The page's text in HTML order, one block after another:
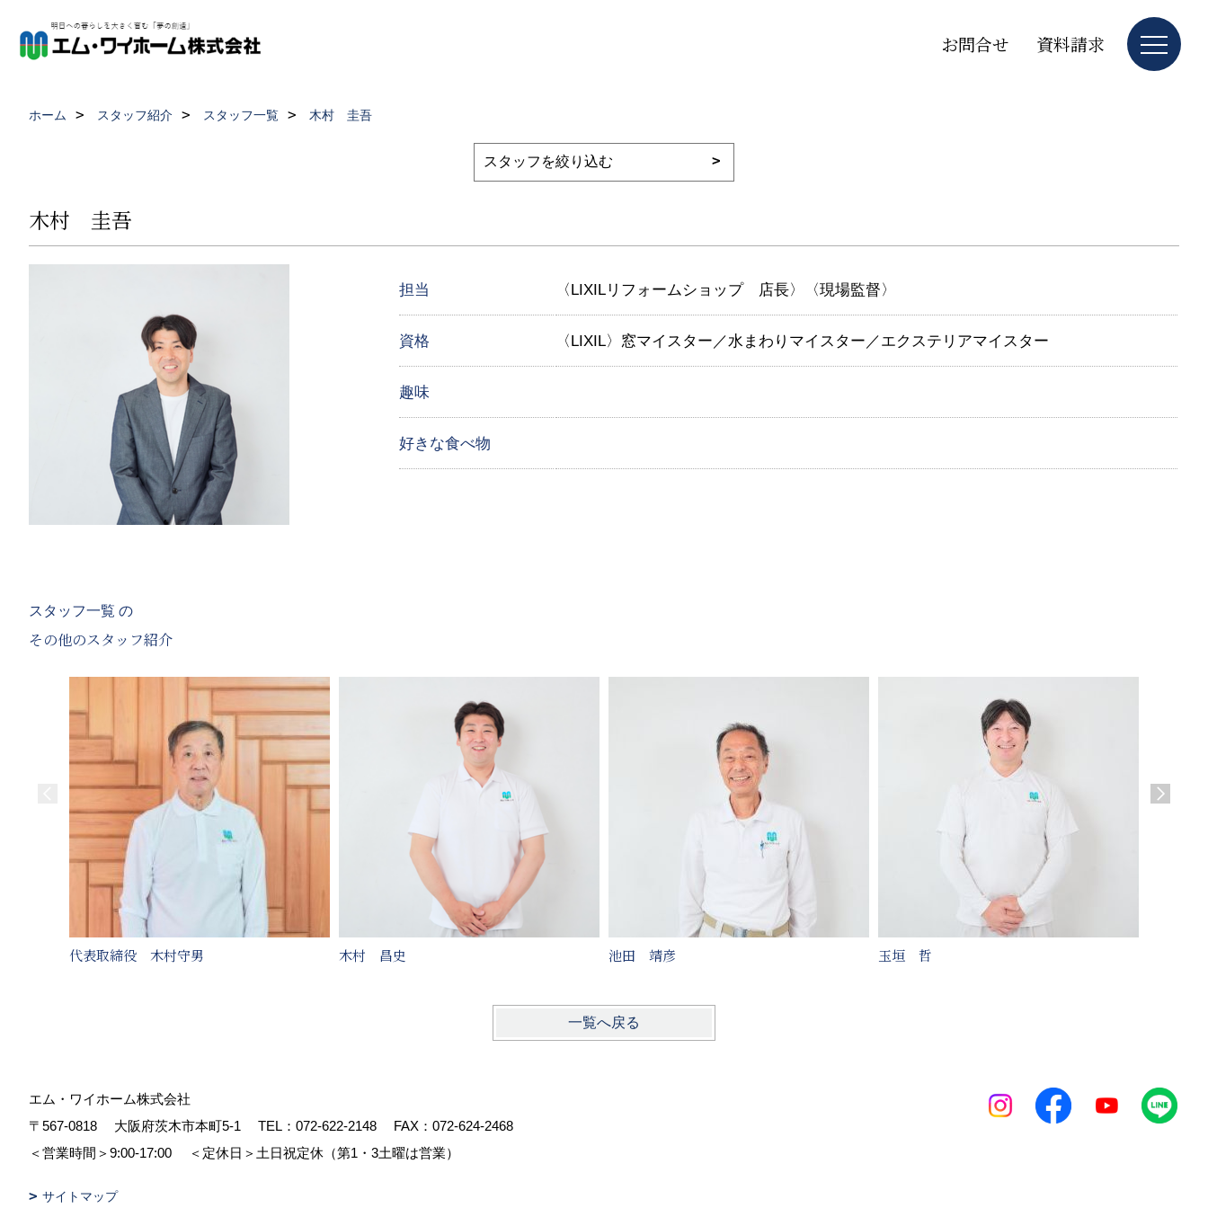
お問合せ 資料請求
ホーム スタッフ紹介 スタッフ一覧 木村 圭吾
木村 圭吾
担当 〈LIXILリフォームショップ 店長〉〈現場監督〉
資格 〈LIXIL〉窓マイスター／水まわりマイスター／エクステリアマイスター
趣味
好きな食べ物
スタッフ一覧 の
その他のスタッフ紹介
代表取締役 木村守男 木村 昌史 池田 靖彦 玉垣 哲
一覧へ戻る
エム・ワイホーム株式会社
〒567-0818
大阪府茨木市本町5-1 TEL： 072-622-2148
FAX：072-624-2468
＜営業時間＞9:00-17:00
＜定休日＞土日祝定休（第1・3土曜は営業）
サイトマップ